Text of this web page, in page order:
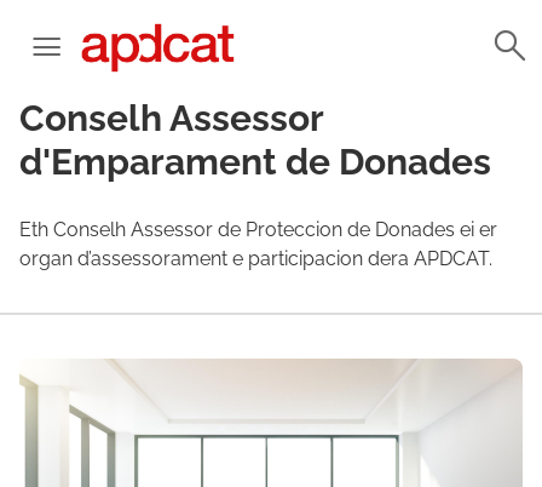
Conselh Assessor
d'Emparament de Donades
Eth Conselh Assessor de Proteccion de Donades ei er
organ d’assessorament e participacion dera APDCAT.